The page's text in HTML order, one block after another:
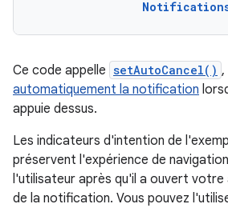
Ce code appelle setAutoCancel() ,
automatiquement la notification
appuie dessus.
Les indicateurs d'intention de
préservent l'expérience de
l'utilisateur après qu'il a ouvert
de la notification. Vous pouvez